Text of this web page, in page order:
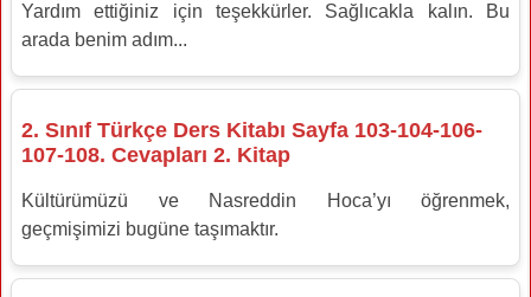
Yardım ettiğiniz için teşekkürler. Sağlıcakla kalın. Bu
arada benim adım...
2. Sınıf Türkçe Ders Kitabı Sayfa 103-104-106-
107-108. Cevapları 2. Kitap
Kültürümüzü ve Nasreddin Hoca’yı öğrenmek,
geçmişimizi bugüne taşımaktır.